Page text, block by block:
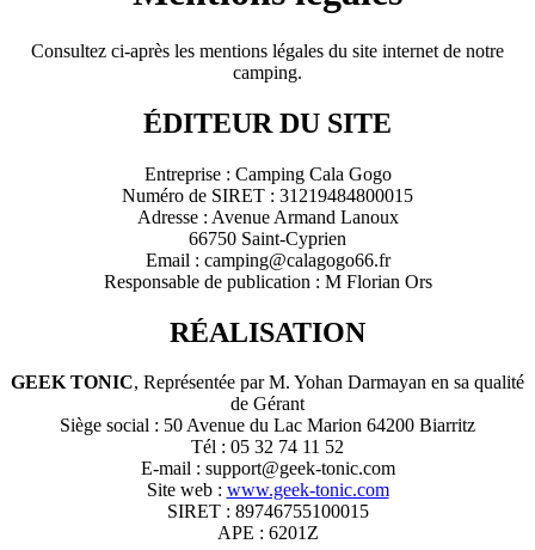
Consultez ci-après les mentions légales du site internet de notre
camping.
ÉDITEUR DU SITE
Entreprise : Camping Cala Gogo
Numéro de SIRET : 31219484800015
Adresse : Avenue Armand Lanoux
66750 Saint-Cyprien
Email : camping@calagogo66.fr
Responsable de publication : M Florian Ors
RÉALISATION
GEEK TONIC, Représentée par M. Yohan Darmayan en sa qualité
de Gérant
Siège social : 50 Avenue du Lac Marion 64200 Biarritz
Tél : 05 32 74 11 52
E-mail : support@geek-tonic.com
Site web : www.geek-tonic.com
SIRET : 89746755100015
APE : 6201Z